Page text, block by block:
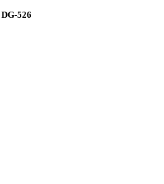
گاز صفحه ای داتیس مدل DG-526